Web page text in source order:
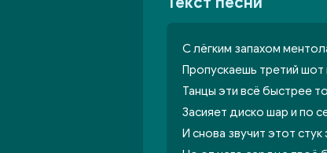
С лёгким запахом
Пропускаешь третий
Танцы эти всё быстрее
Засияет диско шар и по
И снова звучит этот